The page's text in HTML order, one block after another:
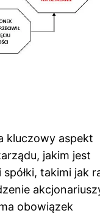
kluczowy aspekt
jakim jest
takimi jak
obowiązek